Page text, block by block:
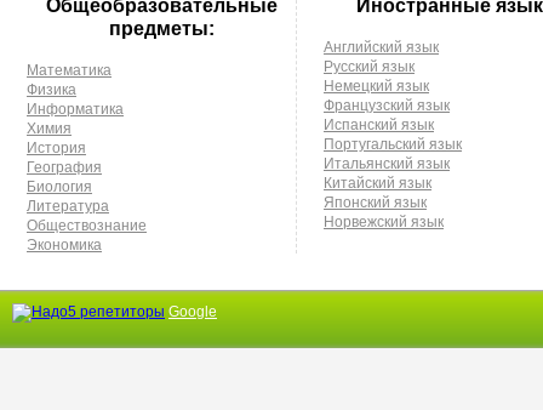
Общеобразовательные
предметы:
Математика
Физика
Информатика
Химия
История
География
Биология
Литература
Обществознание
Экономика
Иностранные
Английский язык
Русский язык
Немецкий язык
Французский язык
Испанский язык
Португальский язык
Итальянский язык
Китайский язык
Японский язык
Норвежский язык
Google